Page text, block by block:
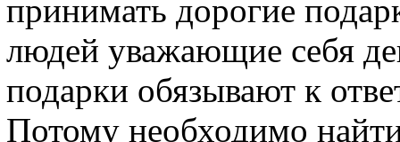
принимать дорогие
людей уважающие себя
подарки обязывают к
Потому необходимо